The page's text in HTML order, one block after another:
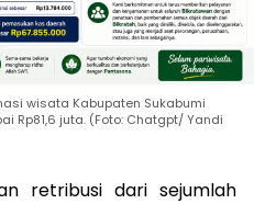
wisata Kabupaten Sukabumi
Rp81,6 juta. (Foto: Chatgpt/ Yandi
retribusi dari sejumlah